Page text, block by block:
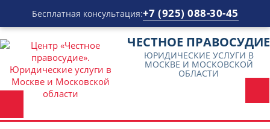
Бесплатная консультация:+7 (925) 088-30-45
Перейти
к
содержимому
ЧЕСТНОЕ ПРАВОСУДИЕ
ЮРИДИЧЕСКИЕ УСЛУГИ В
МОСКВЕ И МОСКОВСКОЙ
ОБЛАСТИ